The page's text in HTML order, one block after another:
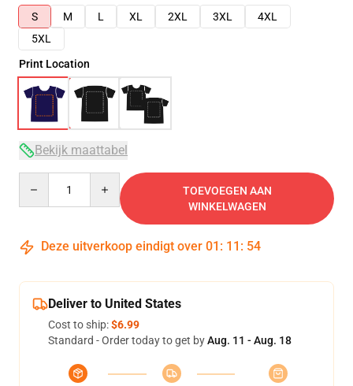
S
M L XL 2XL 3XL
4XL
5XL
Print Location
Bekijk maattabel
TOEVOEGEN AAN
WINKELWAGEN
Deze uitverkoop eindigt over 01 : 11 : 53
Deliver to United States
Cost to ship:$6.99
Standard - Order today to get byAug. 11 - Aug. 18